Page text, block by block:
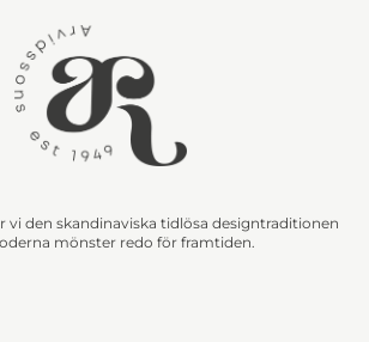
vi den skandinaviska tidlösa designtraditionen
mönster redo för framtiden.